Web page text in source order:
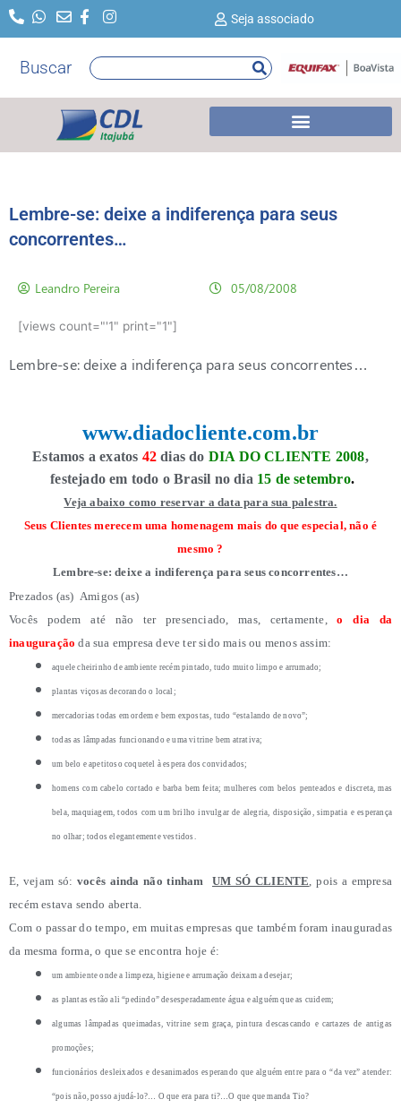
para
conteúdo
Seja associado
Buscar Pesquisar
Lembre-se: deixe a indiferença para seus
concorrentes…
Leandro Pereira
[views count="'1" print="1"]
05/08/2008
Lembre-se: deixe a indiferença para seus concorrentes…
www.diadocliente.com.br
Estamos a exatos 42dias do DIA DO CLIENTE 2008,
festejado em todo o Brasil no dia 15 de setembro.
Veja abaixo como reservar a data para sua palestra.
Seus Clientes merecem uma homenagem mais do que especial, não é
mesmo ?
Lembre-se: deixe a indiferença para seus concorrentes…
Prezados (as) Amigos (as)
Vocês podem até não ter presenciado, mas, certamente,o dia da
inauguração da sua empresa deve ter sido mais ou menos assim:
aquele cheirinho de ambiente recém pintado, tudo muito limpo e arrumado;
plantas viçosas decorando o local;
mercadorias todas em ordem e bem expostas, tudo “estalando de novo”;
todas as lâmpadas funcionando e uma vitrine bem atrativa;
um belo e apetitoso coquetel à espera dos convidados;
homens com cabelo cortado e barba bem feita; mulheres com belos penteados e discreta, mas
bela, maquiagem, todos com um brilho invulgar de alegria, disposição, simpatia e esperança
no olhar; todos elegantemente vestidos.
E, vejam só: vocês ainda não tinham UM SÓ CLIENTE, pois a empresa
recém estava sendo aberta.
Com o passar do tempo, em muitas empresas que também foram inauguradas
da mesma forma, o que se encontra hoje é:
um ambiente onde a limpeza, higiene e arrumação deixam a desejar;
as plantas estão ali “pedindo” desesperadamente água e alguém que as cuidem;
algumas lâmpadas queimadas, vitrine sem graça, pintura descascando e cartazes de antigas
promoções;
funcionários desleixados e desanimados esperando que alguém entre para o “da vez” atender:
“pois não, posso ajudá-lo?… O que era para ti?…O que que manda Tio?